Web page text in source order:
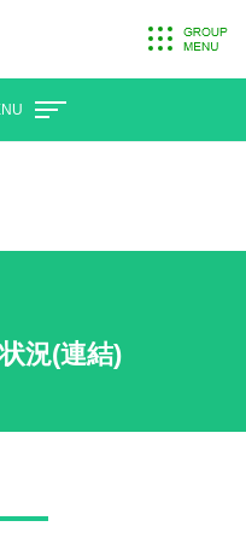
況(連結)